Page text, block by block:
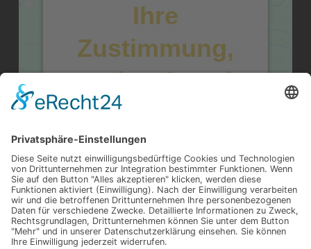
Ihre
Zustimmung,
um den Google
Maps-Service
zu laden!
Wir verwenden einen Service eines
Drittanbieters, um Karteninhalte
einzubetten. Dieser Service kann Daten
zu Ihren Aktivitäten sammeln. Bitte lesen
Sie die Details durch und stimmen Sie der